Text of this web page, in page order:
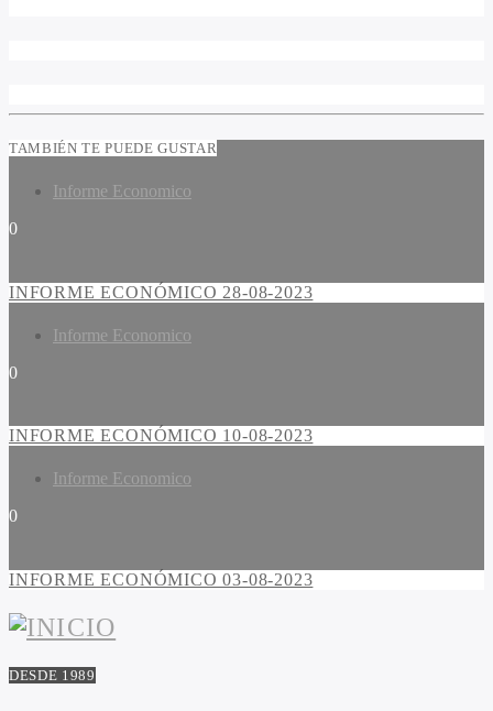
TAMBIÉN TE PUEDE GUSTAR
Informe Economico
0
INFORME ECONÓMICO 28-08-2023
Informe Economico
0
INFORME ECONÓMICO 10-08-2023
Informe Economico
0
INFORME ECONÓMICO 03-08-2023
DESDE 1989